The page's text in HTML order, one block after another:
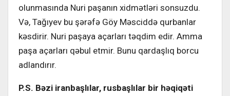
olunmasında Nuri paşanın xidmətləri sonsuzdu.
Və, Tağıyev bu şərəfə Göy Məsciddə qurbanlar
kəsdirir. Nuri paşaya açarları təqdim edir. Amma
paşa açarları qəbul etmir. Bunu qardaşlıq borcu
adlandırır.
P.S. Bəzi iranbaşlılar, rusbaşlılar bir həqiqəti